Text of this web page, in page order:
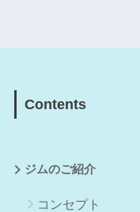
Contents
ジムのご紹介
コンセプト